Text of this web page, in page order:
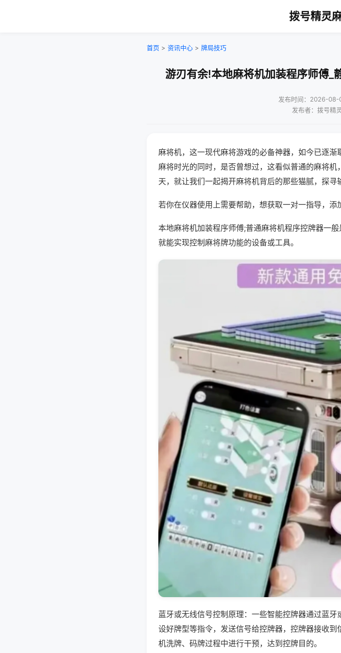
拨号精灵
首页 > 资讯中心 > 牌局技巧
游刃有余!本地麻将机加装程序师傅_
发布时间：2026-08-
发布者：拨号精
麻将机，这一现代麻将游戏的必备神器，如今已逐
麻将时光的同时，是否曾想过，这看似普通的麻将
天，就让我们一起揭开麻将机背后的那些猫腻，探寻
若你在仪器使用上需要帮助，想获取一对一指导，添
本地麻将机加装程序师傅;普通麻将机程序控牌器一
就能实现控制麻将牌功能的设备或工具。
蓝牙或无线信号控制原理：一些智能控牌器通过蓝
设好牌型等指令，发送信号给控牌器，控牌器接收
机洗牌、码牌过程中进行干预，达到控牌目的。